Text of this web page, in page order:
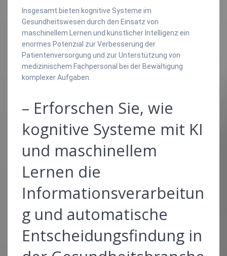
Insgesamt bieten kognitive Systeme im
Gesundheitswesen durch den Einsatz von
maschinellem Lernen und künstlicher Intelligenz ein
enormes Potenzial zur Verbesserung der
Patientenversorgung und zur Unterstützung von
medizinischem Fachpersonal bei der Bewältigung
komplexer Aufgaben.
– Erforschen Sie, wie
kognitive Systeme mit KI
und maschinellem
Lernen die
Informationsverarbeitun
g und automatische
Entscheidungsfindung in